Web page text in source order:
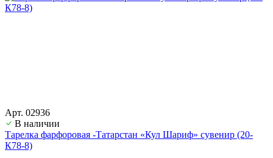
Арт. 02936
В наличии
Тарелка фарфоровая -Татарстан «Кул Шариф» сувенир (20-
К78-8)